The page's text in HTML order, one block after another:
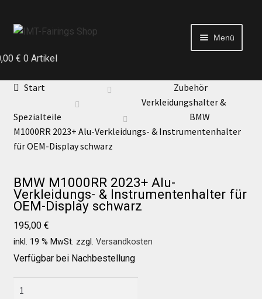
Menü
Echtheit von Bewertungen
Kontakt
News
News
Test Startseite
€ 0 Artikel
Start
Zubehör
Verkleidungshalter &
Spezialteile
BMW
M1000RR 2023+ Alu-Verkleidungs- & Instrumentenhalter
für OEM-Display schwarz
BMW M1000RR 2023+ Alu-
Verkleidungs- & Instrumentenhalter für
OEM-Display schwarz
195,00 €
inkl. 19 % MwSt. zzgl. Versandkosten
Verfügbar bei Nachbestellung
M1000RR